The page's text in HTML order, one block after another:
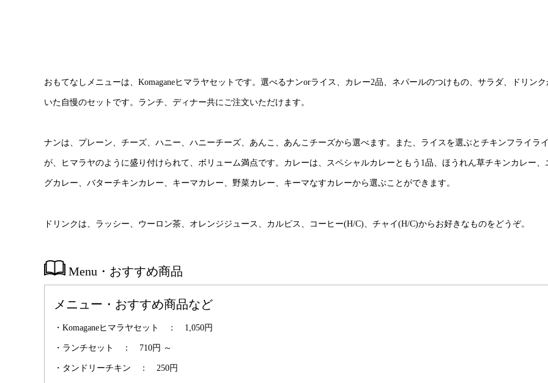
おもてなしメニューは、Komaganeヒマラヤセットです。選べるナンorライス、カレー2品、ネパールのつけもの、サラダ、ドリン
いた自慢のセットです。ランチ、ディナー共にご注文いただけます。
ナンは、プレーン、チーズ、ハニー、ハニーチーズ、あんこ、あんこチーズから選べます。また、ライスを選ぶとチキンフライラ
が、ヒマラヤのように盛り付けられて、ボリューム満点です。カレーは、スペシャルカレーともう1品、ほうれん草チキンカレー、
グカレー、バターチキンカレー、キーマカレー、野菜カレー、キーマなすカレーから選ぶことができます。
ドリンクは、ラッシー、ウーロン茶、オレンジジュース、カルピス、コーヒー(H/C)、チャイ(H/C)からお好きなものをどうぞ。
Menu・おすすめ商品
メニュー・おすすめ商品など
・Komaganeヒマラヤセット ： 1,050円
・ランチセット ： 710円 ～
・タンドリーチキン ： 250円